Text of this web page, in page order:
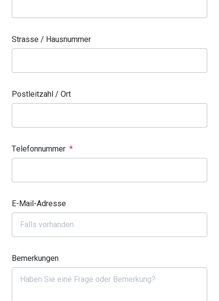
Strasse / Hausnummer
Postleitzahl / Ort
Telefonnummer *
E-Mail-Adresse
Bemerkungen